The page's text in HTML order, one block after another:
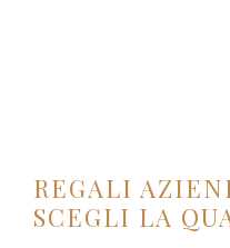
REGALI
SCEGLI LA